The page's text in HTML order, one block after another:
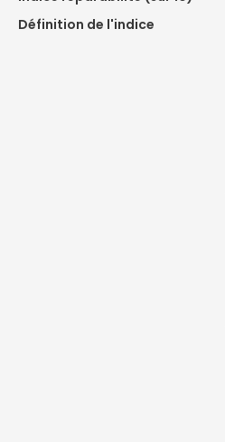
Définition de l'indice